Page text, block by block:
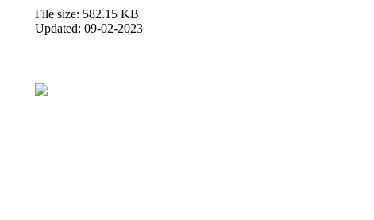
File size: 582.15 KB
Updated: 09-02-2023